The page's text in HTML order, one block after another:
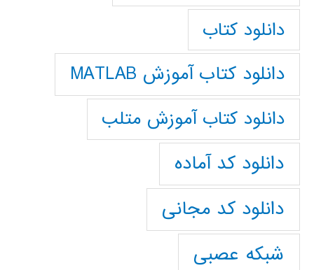
دانلود کتاب
دانلود کتاب آموزش MATLAB
دانلود کتاب آموزش متلب
دانلود کد آماده
دانلود کد مجانی
شبکه عصبی